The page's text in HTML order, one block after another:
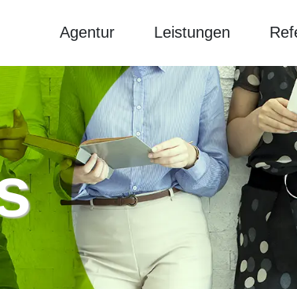
Agentur Leistungen